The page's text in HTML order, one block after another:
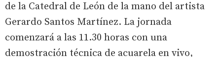
de la Catedral de León de la mano del artista
Gerardo Santos Martínez. La jornada
comenzará a las 11.30 horas con una
demostración técnica de acuarela en vivo,